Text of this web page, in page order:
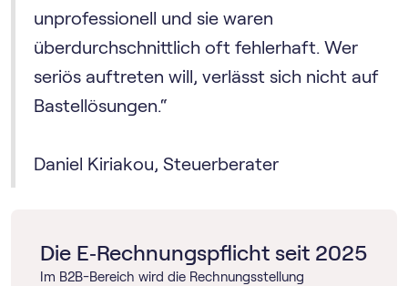
unprofessionell und sie waren
überdurchschnittlich oft fehlerhaft. Wer
seriös auftreten will, verlässt sich nicht auf
Bastellösungen.“
Daniel Kiriakou, Steuerberater
Die E‑Rechnungspflicht seit 2025
Im B2B-Bereich wird die Rechnungsstellung